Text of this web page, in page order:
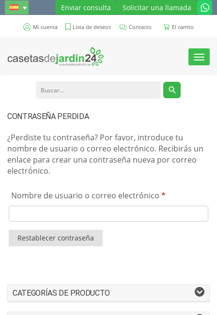
Enviar consulta Solicitar una llamada
Mi cuenta Lista de deseos Contacto El carrito
Toggle
CONTRASEÑA PERDIDA
¿Perdiste tu contraseña? Por favor, introduce tu
nombre de usuario o correo electrónico. Recibirás un
enlace para crear una contraseña nueva por correo
electrónico.
Nombre de usuario o correo electrónico *
Restablecer contraseña
CATEGORÍAS DE PRODUCTO